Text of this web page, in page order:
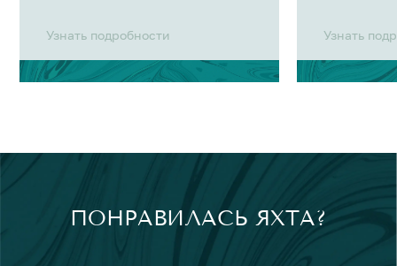
Узнать подробности Узнать
ПОНРАВИЛАСЬ ЯХТА?